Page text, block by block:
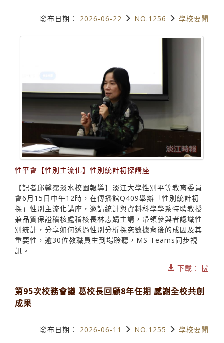
發布日期： 2026-06-22 NO.1256 學校要聞
性平會【性別主流化】性別統計初探講座
【記者邱馨霈淡水校園報導】淡江大學性別平等教育委員
會6月15日中午12時，在傳播館Q409舉辦「性別統計初
探」性別主流化講座，邀請統計與資料科學學系特聘教授
兼品質保證稽核處稽核長林志娟主講，帶領參與者認識性
別統計，分享如何透過性別分析探究數據背後的成因及其
重要性，逾30位教職員生到場聆聽，MS Teams同步視
訊。
下載：
第95次校務會議 葛校長回顧8年任期 感謝全校共創
成果
發布日期： 2026-06-11 NO.1255 學校要聞